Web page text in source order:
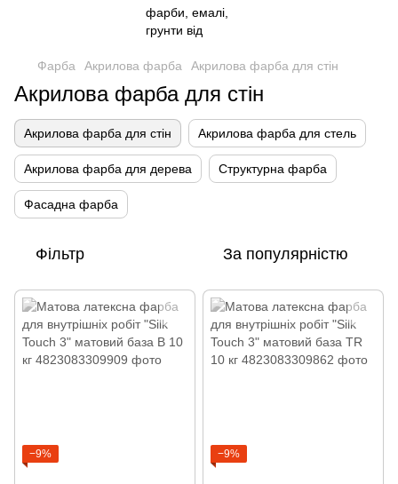
Фарба Акрилова фарба Акрилова фарба для стін
Акрилова фарба для стін
Акрилова фарба для стін Акрилова фарба для стель
Акрилова фарба для дерева Структурна фарба
Фасадна фарба
Фільтр За популярністю
−9% −9%